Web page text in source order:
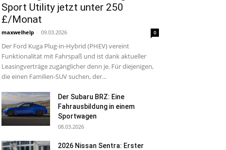
Sport Utility jetzt unter 250
£/Monat
maxwelhelp - 09.03.2026 0
Der Ford Kuga Plug-in-Hybrid (PHEV) vereint
Funktionalität mit Fahrspaß und ist dank aktueller
Leasingverträge zugänglicher denn je. Für diejenigen,
die einen Familien-SUV suchen, der...
Der Subaru BRZ: Eine
Fahrausbildung in einem
Sportwagen
08.03.2026
2026 Nissan Sentra: Erster